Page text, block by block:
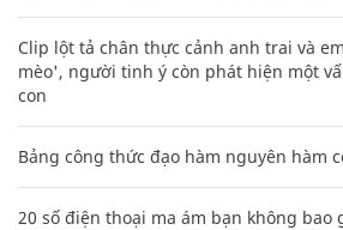
Clip lột tả chân thực cảnh anh trai và
mèo', người tinh ý còn phát hiện một
con
Bảng công thức đạo hàm nguyên hàm
20 số điện thoại ma ám bạn không bao